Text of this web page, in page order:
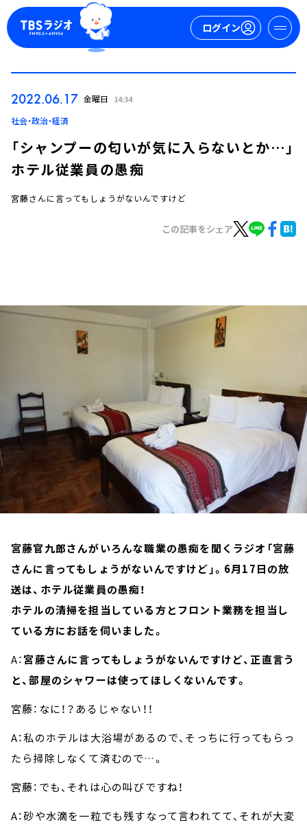
ログイン
お知らせ
イベント・グッズ
YouTube
2022.06.17 金曜日 14:34
社会・政治・経済
「シャンプーの匂いが気に入らないとか…」
ホテル従業員の愚痴
宮藤さんに言ってもしょうがないんですけど
この記事をシェア
宮藤官九郎さんがいろんな職業の愚痴を聞くラジオ「宮藤
さんに言ってもしょうがないんですけど」。6月17日の放
送は、ホテル従業員の愚痴！
ホテルの清掃を担当している方とフロント業務を担当し
ている方にお話を伺いました。
A：宮藤さんに言ってもしょうがないんですけど、正直言う
と、部屋のシャワーは使ってほしくないんです。
宮藤：なに！？あるじゃない！！
A：私のホテルは大浴場があるので、そっちに行ってもらっ
たら掃除しなくて済むので…。
宮藤：でも、それは心の叫びですね！
A：砂や水滴を一粒でも残すなって言われてて、それが大変